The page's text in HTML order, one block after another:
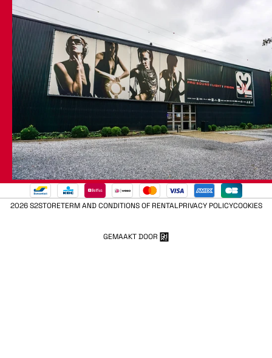
2026 S2STORETERM AND CONDITIONS OF RENTALPRIVACY POLICYCOOKIES
GEMAAKT DOOR